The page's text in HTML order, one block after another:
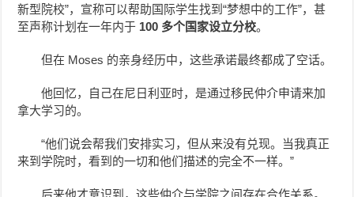
新型院校”，宣称可以帮助国际学生找到“梦想中的工作”，甚
至声称计划在一年内于 100 多个国家设立分校。
但在 Moses 的亲身经历中，这些承诺最终都成了空话。
他回忆，自己在尼日利亚时，是通过移民仲介申请来加
拿大学习的。
“他们说会帮我们安排实习，但从来没有兑现。当我真正
来到学院时，看到的一切和他们描述的完全不一样。”